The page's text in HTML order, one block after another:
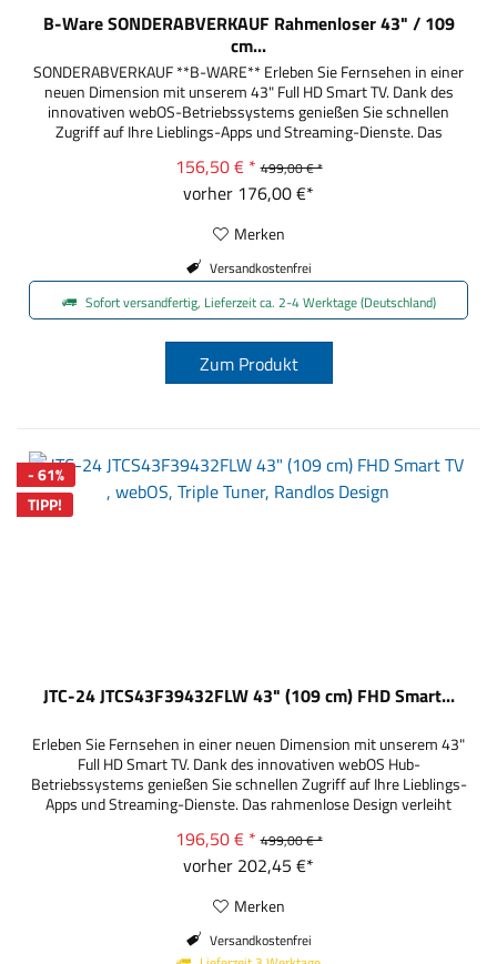
B-Ware SONDERABVERKAUF Rahmenloser 43" / 109
cm...
SONDERABVERKAUF **B-WARE** Erleben Sie Fernsehen in einer
neuen Dimension mit unserem 43" Full HD Smart TV. Dank des
innovativen webOS-Betriebssystems genießen Sie schnellen
Zugriff auf Ihre Lieblings-Apps und Streaming-Dienste. Das
Touch und das Triple Tuner-System sorgt für vielseitige
Empfangsmöglichkeiten – ganz...
156,50 € * 499,00 € *
vorher 176,00 €*
Merken
Versandkostenfrei
Sofort versandfertig, Lieferzeit ca. 2-4 Werktage (Deutschland)
Zum Produkt
- 61%
TIPP!
JTC-24 JTCS43F39432FLW 43" (109 cm) FHD Smart...
Erleben Sie Fernsehen in einer neuen Dimension mit unserem 43"
Full HD Smart TV. Dank des innovativen webOS Hub-
Betriebssystems genießen Sie schnellen Zugriff auf Ihre Lieblings-
Apps und Streaming-Dienste. Das rahmenlose Design verleiht
System sorgt für vielseitige Empfangsmöglichkeiten – ganz gleich,
ob Sie Kabel,...
196,50 € * 499,00 € *
vorher 202,45 €*
Merken
Versandkostenfrei